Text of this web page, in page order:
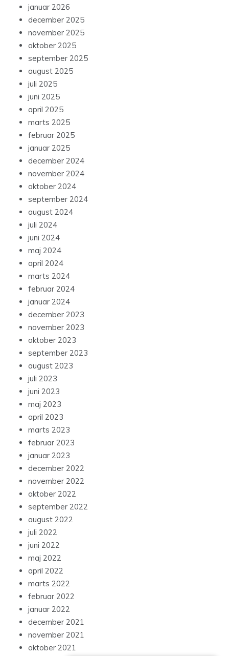
januar 2026
december 2025
november 2025
oktober 2025
september 2025
august 2025
juli 2025
juni 2025
april 2025
marts 2025
februar 2025
januar 2025
december 2024
november 2024
oktober 2024
september 2024
august 2024
juli 2024
juni 2024
maj 2024
april 2024
marts 2024
februar 2024
januar 2024
december 2023
november 2023
oktober 2023
september 2023
august 2023
juli 2023
juni 2023
maj 2023
april 2023
marts 2023
februar 2023
januar 2023
december 2022
november 2022
oktober 2022
september 2022
august 2022
juli 2022
juni 2022
maj 2022
april 2022
marts 2022
februar 2022
januar 2022
december 2021
november 2021
oktober 2021